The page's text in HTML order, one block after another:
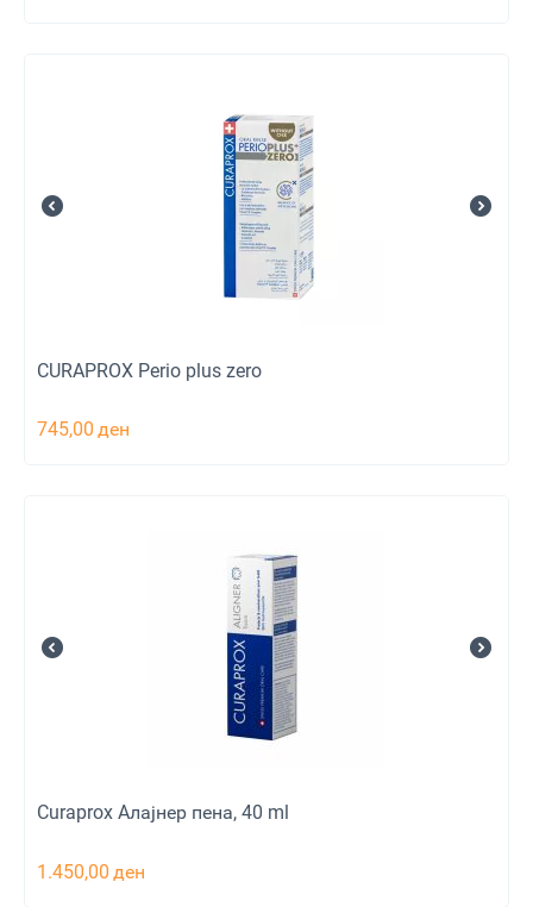
CURAPROX Perio plus zero
745,00 ден
Curaprox Aлајнер пена, 40 ml
1.450,00 ден